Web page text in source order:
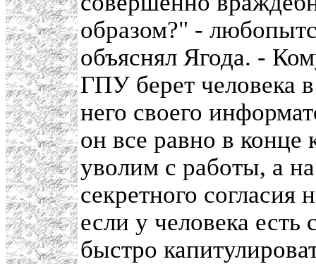
образом?" -
объяснял Ягода. -
ГПУ берет человека
него своего
он все равно в конце
уволим с работы, а
секретного
если у человека
быстро